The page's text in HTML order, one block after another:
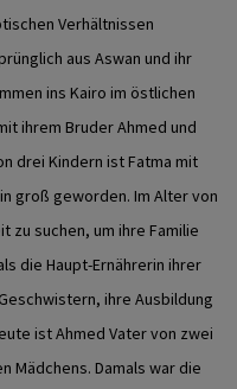
Verhältnissen
aus Aswan und ihr
ins Kairo im östlichen
ihrem Bruder Ahmed und
drei Kindern ist Fatma mit
groß geworden. Im Alter von
zu suchen, um ihre Familie
die Haupt-Ernährerin ihrer
ihre Ausbildung
ist Ahmed Vater von zwei
Mädchens. Damals war die